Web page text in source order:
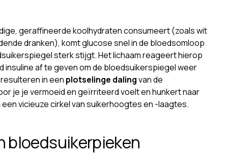
geraffineerde koolhydraten consumeert (zoals wit
dranken), komt glucose snel in de bloedsomloop
sterk stijgt. Het lichaam reageert hierop
insuline af te geven om de bloedsuikerspiegel weer
in een plotselinge dalingvan de
je je vermoeid en geïrriteerd voelt en hunkert naar
vicieuze cirkel van suikerhoogtes en -laagtes.
bloedsuikerpieken